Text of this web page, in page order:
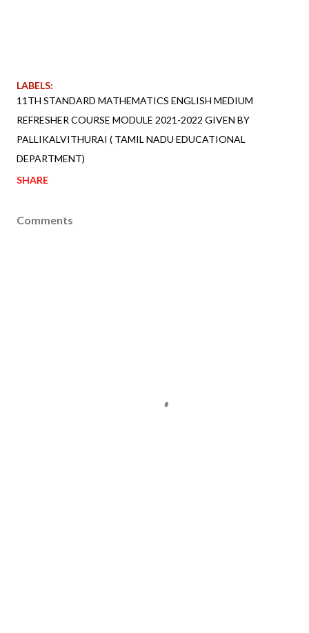
LABELS:
11TH STANDARD MATHEMATICS ENGLISH MEDIUM
REFRESHER COURSE MODULE 2021-2022 GIVEN BY
PALLIKALVITHURAI ( TAMIL NADU EDUCATIONAL
DEPARTMENT)
SHARE
Comments